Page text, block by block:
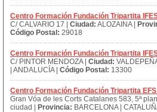
Centro Formación Fundación Tripartita
C/ CALVARIO 17 | Ciudad: ALOZAINA |
Código Postal: 29018
Centro Formación Fundación Tripartita
C/ PINTOR MENDOZA | Ciudad:
| ANDALUCÍA | Código Postal: 13300
Centro Formación Fundación Tripartita
Gran Vóa de les Corts Catalanes 583, 5ª
ciudad |
Provincia: BARCELONA |